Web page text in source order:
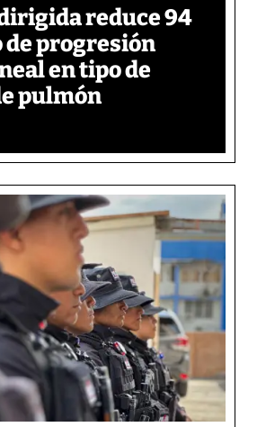
reduce 94
de progresión
en tipo de
pulmón